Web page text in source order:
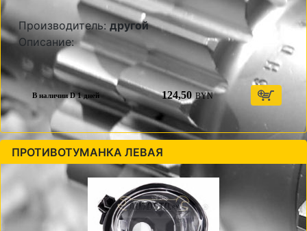
Производитель:другой
Описание:
В наличии D 1 дней 124,50 BYN
ПРОТИВОТУМАНКА ЛЕВАЯ